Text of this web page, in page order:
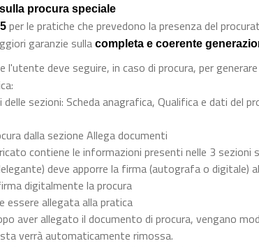
procura speciale
per le pratiche che prevedono la presenza del
garanzie sulla completa e coerente
l'utente deve seguire, in caso di procura, per
delle sezioni: Scheda anagrafica, Qualifica e dati del
dalla sezione Allega documenti
contiene le informazioni presenti nelle 3 sezioni
deve apporre la firma (autografa o digitale)
digitalmente la procura
essere allegata alla pratica
aver allegato il documento di procura, vengano
verrà automaticamente rimossa.